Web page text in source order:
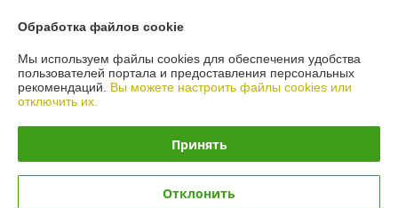
Контакты
Доставка и оплата
График работы
Политика обработки cookies
Обработка файлов cookie
Мы используем файлы cookies для обеспечения удобства
пользователей портала и предоставления персональных
рекомендаций. Вы можете настроить файлы cookies или
отключить их.
Принять
Отклонить